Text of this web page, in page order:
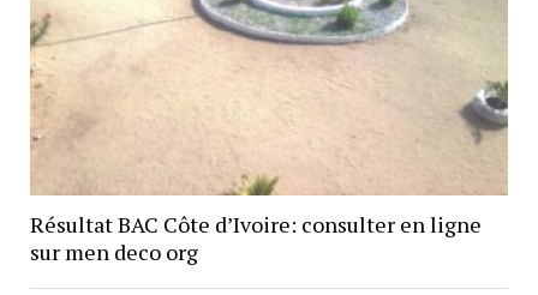
Résultat BAC Côte d’Ivoire: consulter en ligne
sur men deco org